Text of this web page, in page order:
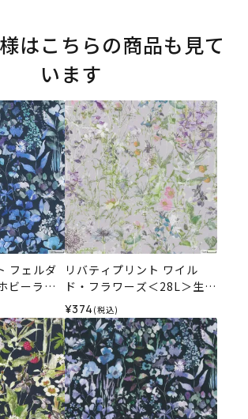
はこちらの商品も見て
います
フェルダ
ビーラホ
2026SS
リバティプリント ワイル
ド・フラワーズ＜28L＞生地
（ホビーラホビーレオリジ
ナル）2026SS
¥374 (税込)